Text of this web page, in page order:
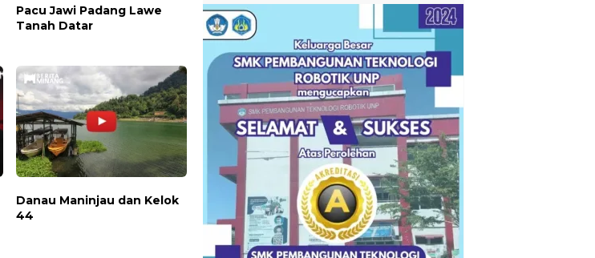
Pacu Jawi Padang Lawe
Tanah Datar
Danau Maninjau dan Kelok
44